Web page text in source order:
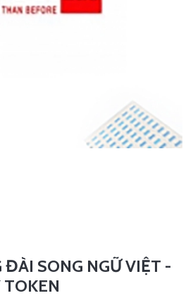
SONG NGỮ VIỆT -
TOKEN